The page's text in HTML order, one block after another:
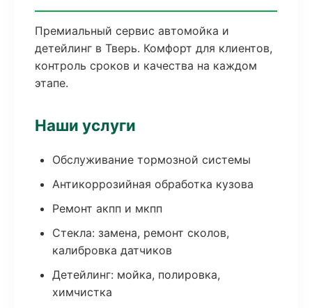
Премиальный сервис автомойка и
детейлинг в Тверь. Комфорт для клиентов,
контроль сроков и качества на каждом
этапе.
Наши услуги
Обслуживание тормозной системы
Антикоррозийная обработка кузова
Ремонт акпп и мкпп
Стекла: замена, ремонт сколов,
калибровка датчиков
Детейлинг: мойка, полировка,
химчистка